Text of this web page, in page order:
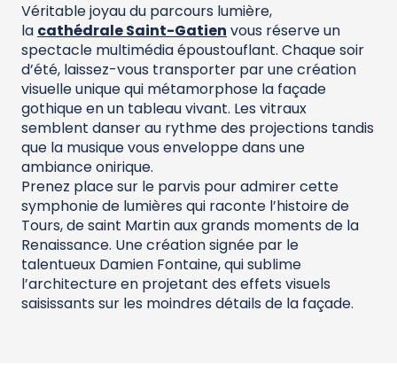
Véritable joyau du parcours lumière,
la cathédrale Saint-Gatien vous réserve un
spectacle multimédia époustouflant. Chaque soir
d’été, laissez-vous transporter par une création
visuelle unique qui métamorphose la façade
gothique en un tableau vivant. Les vitraux
semblent danser au rythme des projections tandis
que la musique vous enveloppe dans une
ambiance onirique.
Prenez place sur le parvis pour admirer cette
symphonie de lumières qui raconte l’histoire de
Tours, de saint Martin aux grands moments de la
Renaissance. Une création signée par le
talentueux Damien Fontaine, qui sublime
l’architecture en projetant des effets visuels
saisissants sur les moindres détails de la façade.